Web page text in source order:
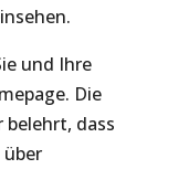
und Ihre
Die
belehrt, dass